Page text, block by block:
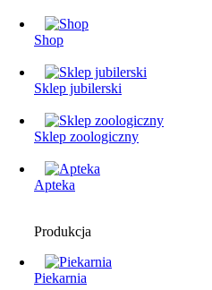
Shop
Sklep jubilerski
Sklep zoologiczny
Apteka
Produkcja
Piekarnia